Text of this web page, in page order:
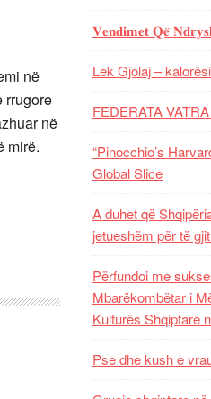
në
rrugore
në
mirë.
𝐕𝐞𝐧𝐝𝐢𝐦𝐞𝐭 𝐐𝐞̈
Lek Gjolaj –
FEDERATA
“Pinocchio’s
Global Slice
A duhet që
jetueshëm për të
Përfundoi me
Mbarëkombëtar i
Kulturës Shqiptare
Pse dhe kush e